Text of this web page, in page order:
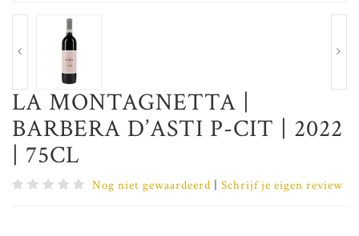
LA MONTAGNETTA |
BARBERA D’ASTI P-CIT | 2022
| 75CL
Nog niet gewaardeerd | Schrijf je eigen review